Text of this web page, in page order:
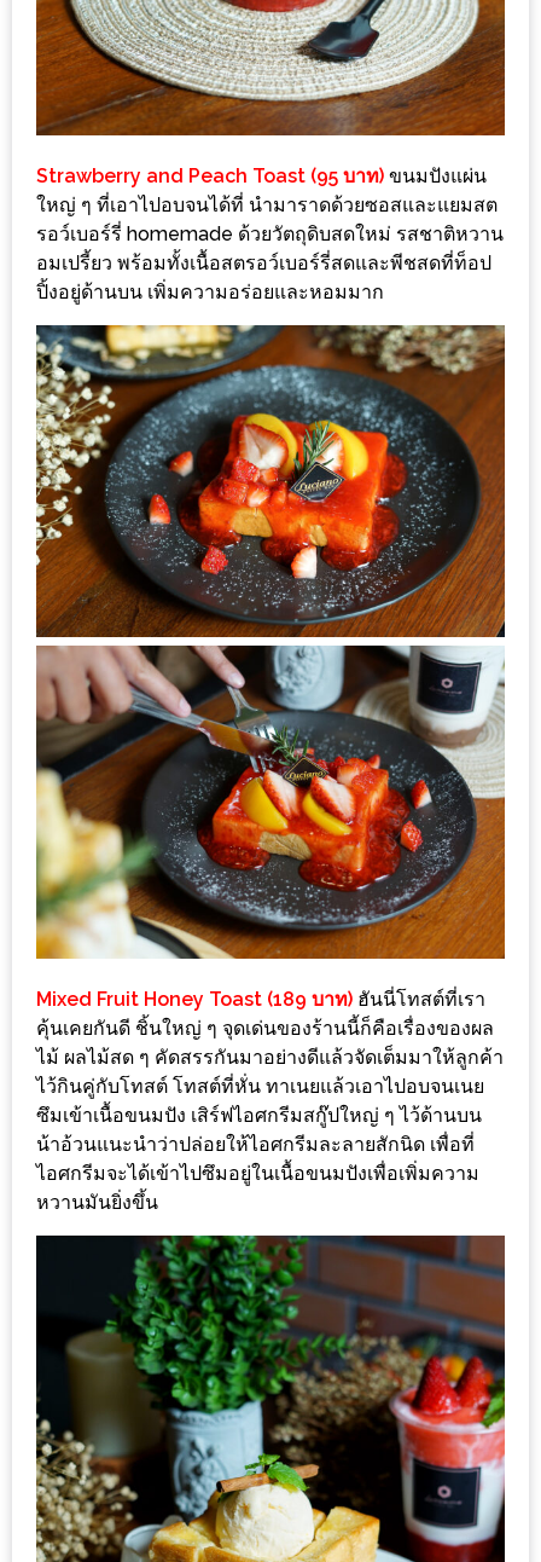
200
บาท
ชี้
ความ
อร่อย
ตาม
น้า
อ้วน
ชวน
หิว
ติดต่อ
น้า
อ้วน
ติดต่อ
น้า
อ้วน
น้า
อ้วน
ชวน
คุย
นโยบาย
ความ
เป็น
ส่วน
ตัว
นโยบาย
ความ
เป็น
ตัว
ประกาศ
ผล
กับ
น้า
อ้วน
Strawberry and Peach Toast (95 บาท) ขนมปังแผ่น
ใหญ่ ๆ ที่เอาไปอบจนได้ที่ นำมาราดด้วยซอสและแยมสต
รอว์เบอร์รี่ homemade ด้วยวัตถุดิบสดใหม่ รสชาติหวาน
อมเปรี้ยว พร้อมทั้งเนื้อสตรอว์เบอร์รี่สดและพีชสดที่ท็อป
ปิ้งอยู่ด้านบน เพิ่มความอร่อยและหอมมาก
Mixed Fruit Honey Toast (189 บาท) ฮันนี่โทสต์ที่เรา
คุ้นเคยกันดี ชิ้นใหญ่ ๆ จุดเด่นของร้านนี้ก็คือเรื่องของผล
ไม้ ผลไม้สด ๆ คัดสรรกันมาอย่างดีแล้วจัดเต็มมาให้ลูกค้า
ไว้กินคู่กับโทสต์ โทสต์ที่หั่น ทาเนยแล้วเอาไปอบจนเนย
ซึมเข้าเนื้อขนมปัง เสิร์ฟไอศกรีมสกู๊ปใหญ่ ๆ ไว้ด้านบน
น้าอ้วนแนะนำว่าปล่อยให้ไอศกรีมละลายสักนิด เพื่อที่
ไอศกรีมจะได้เข้าไปซึมอยู่ในเนื้อขนมปังเพื่อเพิ่มความ
หวานมันยิ่งขึ้น